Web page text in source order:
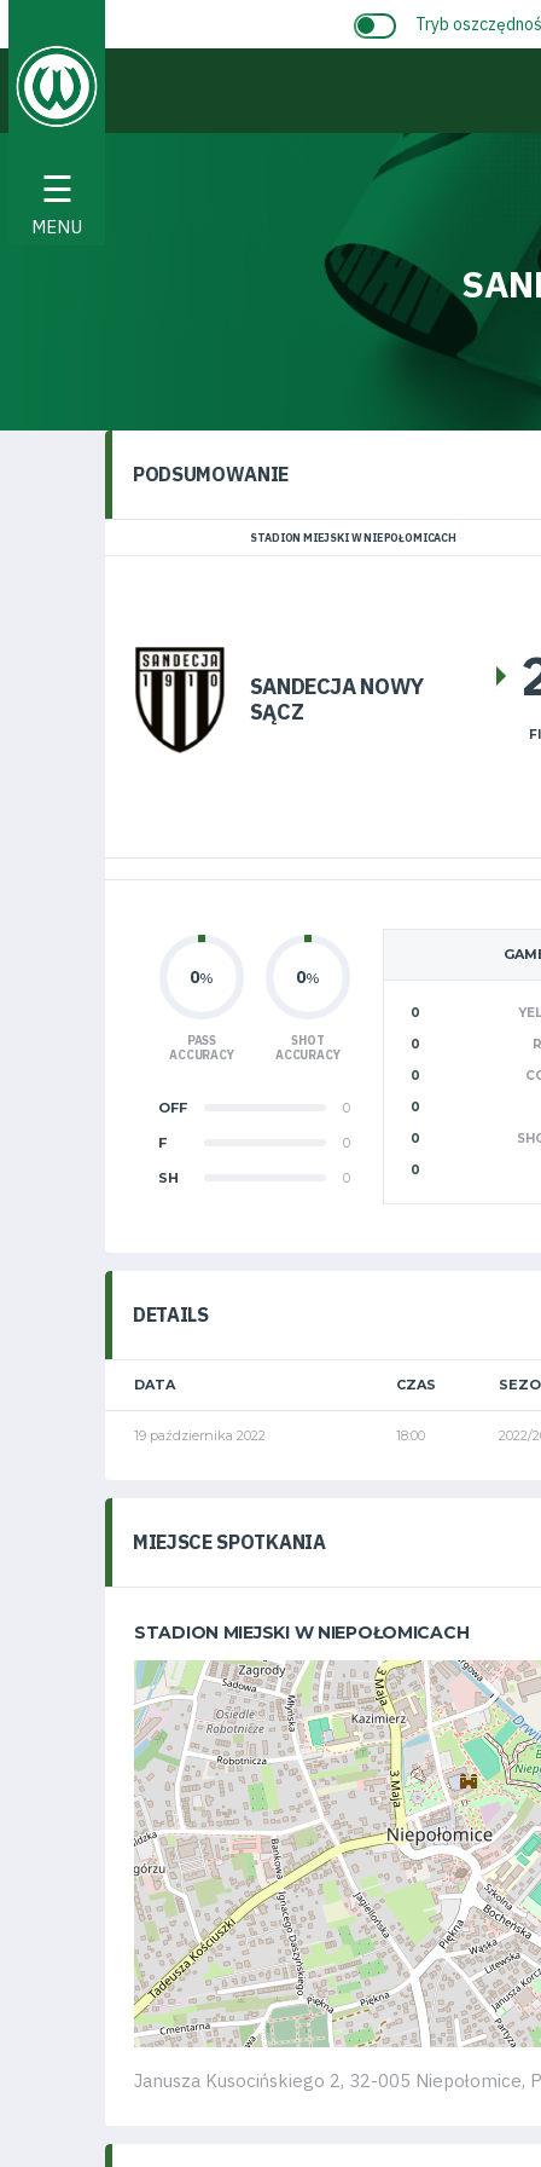
☰
MENU
Tabela
terminarz
Kontakt
Tryb
PODSUMOWANIE
STADION MIEJSKI W NIEPOŁOMICACH
SANDECJA NOWY
SĄCZ
0
0
0
0
0
0
0%
PASS
ACCURACY
0%
SHOT
ACCURACY
OFF 0
F 0
SH 0
DETAILS
DATA CZAS
19 października 2022 18:00 2022/
MIEJSCE SPOTKANIA
STADION MIEJSKI W NIEPOŁOMICACH
Janusza Kusocińskiego 2, 32-005 Niepołomice,